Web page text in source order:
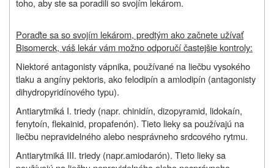
toho, aby ste sa poradili so svojím lekárom.
Poraďte sa so svojím lekárom, predtým ako začnete užívať
Bisomerck, váš lekár vám možno odporučí častejšie kontroly:
Niektoré antagonisty vápnika, používané na liečbu vysokého
tlaku a angíny pektoris, ako felodipín a amlodipín (antagonisty
dihydropyridínového typu).
Antiarytmiká I. triedy (napr. chinidín, dizopyramid, lidokaín,
fenytoín, flekainid, propafenón). Tieto lieky sa používajú na
liečbu nepravidelného alebo nesprávneho srdcového rytmu.
Antiarytmiká III. triedy (napr.amiodarón). Tieto lieky sa